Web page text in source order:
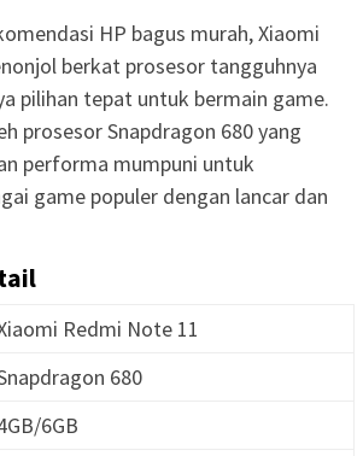
HP bagus murah, Xiaomi
berkat prosesor tangguhnya
pilihan tepat untuk bermain game.
prosesor Snapdragon 680 yang
performa mumpuni untuk
game populer dengan lancar dan
Redmi Note 11
680
6GB